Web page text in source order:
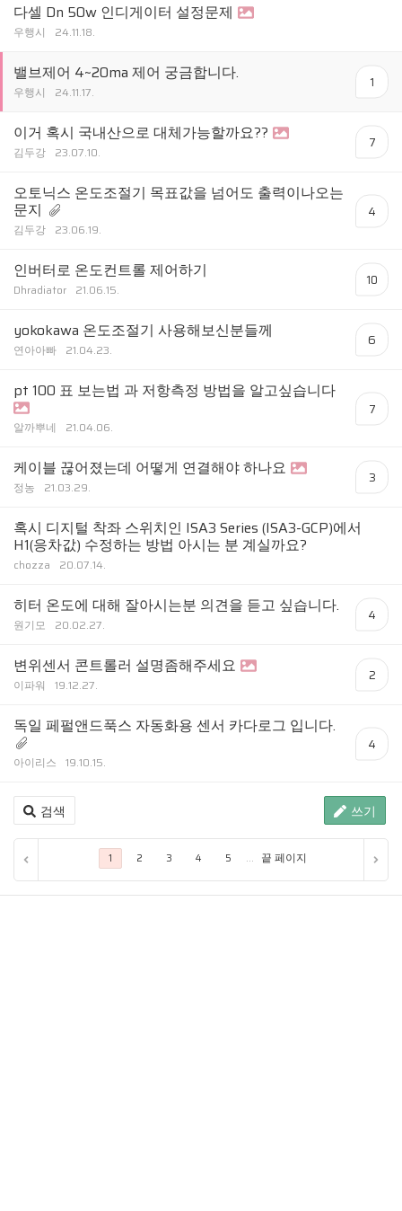
다셀 Dn 50w 인디게이터 설정문제
우행시 24.11.18.
밸브제어 4~20ma 제어 궁금합니다.
우행시 24.11.17.
1
이거 혹시 국내산으로 대체가능할까요??
김두강 23.07.10.
7
오토닉스 온도조절기 목표값을 넘어도 출력이나오는
문지
김두강 23.06.19.
4
인버터로 온도컨트롤 제어하기
Dhradiator 21.06.15.
10
yokokawa 온도조절기 사용해보신분들께
연아아빠 21.04.23.
6
pt 100 표 보는법 과 저항측정 방법을 알고싶습니다
알까뿌네 21.04.06.
7
케이블 끊어졌는데 어떻게 연결해야 하나요
정농 21.03.29.
3
혹시 디지털 착좌 스위치인 ISA3 Series (ISA3-GCP)에서
H1(응차값) 수정하는 방법 아시는 분 계실까요?
chozza 20.07.14.
히터 온도에 대해 잘아시는분 의견을 듣고 싶습니다.
원기모 20.02.27.
4
변위센서 콘트롤러 설명좀해주세요
이파워 19.12.27.
2
독일 페펄앤드푹스 자동화용 센서 카다로그 입니다.
아이리스 19.10.15.
4
검색 쓰기
1 2 3 4 5 ... 끝 페이지